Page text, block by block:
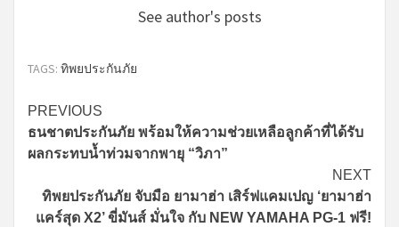
See author's posts
TAGS: ทิพยประกันภัย
Continue
Reading
PREVIOUS
ธนชาตประกันภัย พร้อมให้ความช่วยเหลือลูกค้าที่ได้รับ
ผลกระทบน้ำท่วมจากพายุ “วิภา”
NEXT
ทิพยประกันภัย จับมือ ยามาฮ่า เสิร์ฟแคมเปญ ‘ยามาฮ่า
แคร์สุด X2’ ขี่มันส์ มั่นใจ กับ NEW YAMAHA PG-1 ฟรี!